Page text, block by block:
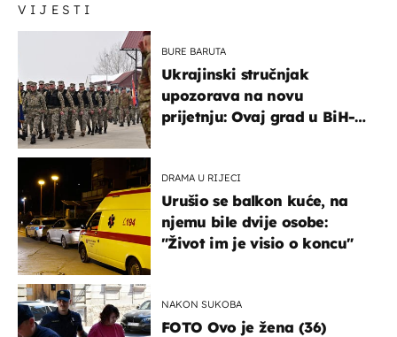
VIJESTI
BURE BARUTA
Ukrajinski stručnjak
upozorava na novu
prijetnju: Ovaj grad u BiH-u
DRAMA U RIJECI
Urušio se balkon kuće, na
njemu bile dvije osobe:
"Život im je visio o koncu"
NAKON SUKOBA
FOTO Ovo je žena (36)